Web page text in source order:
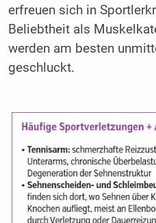
erfreuen sich in
Beliebtheit als
werden am besten
geschluckt.